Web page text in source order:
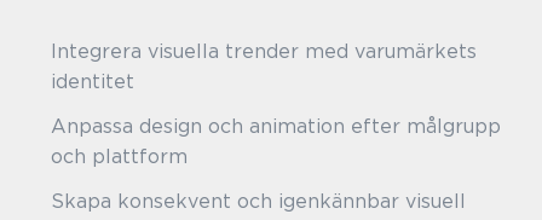
Integrera visuella trender med varumärkets
identitet
Anpassa design och animation efter målgrupp
och plattform
Skapa konsekvent och igenkännbar visuell